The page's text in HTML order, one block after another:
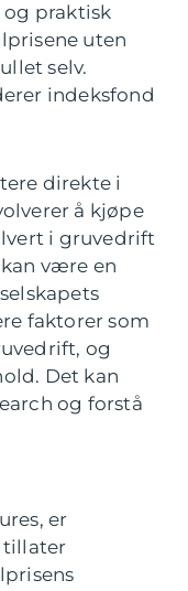
praktisk
uten
selv.
indeksfond
direkte i
å kjøpe
i gruvedrift
være en
faktorer som
og
Det kan
og forstå
er
tillater